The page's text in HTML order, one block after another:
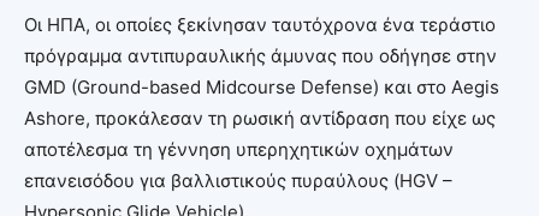
Οι ΗΠΑ, οι οποίες ξεκίνησαν ταυτόχρονα ένα τεράστιο
πρόγραμμα αντιπυραυλικής άμυνας που οδήγησε στην
GMD (Ground-based Midcourse Defense) και στο Aegis
Ashore, προκάλεσαν τη ρωσική αντίδραση που είχε ως
αποτέλεσμα τη γέννηση υπερηχητικών οχημάτων
επανεισόδου για βαλλιστικούς πυραύλους (HGV –